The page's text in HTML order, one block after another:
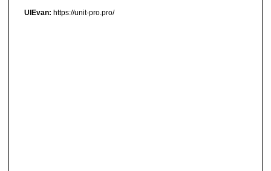
UIEvan: https://unit-pro.pro/